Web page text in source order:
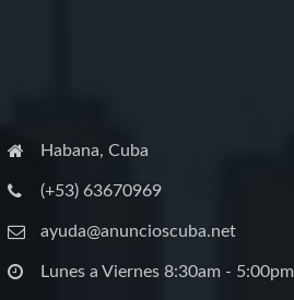
Habana, Cuba
(+53) 63670969
ayuda@anuncioscuba.net
Lunes a Viernes 8:30am - 5:00pm